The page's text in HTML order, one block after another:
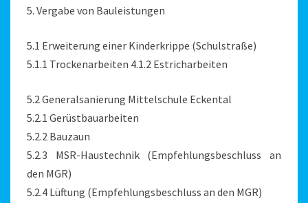
5. Vergabe von Bauleistungen
5.1 Erweiterung einer Kinderkrippe (Schulstraße)
5.1.1 Trockenarbeiten 4.1.2 Estricharbeiten
5.2 Generalsanierung Mittelschule Eckental
5.2.1 Gerüstbauarbeiten
5.2.2 Bauzaun
5.2.3 MSR-Haustechnik (Empfehlungsbeschluss an
den MGR)
5.2.4 Lüftung (Empfehlungsbeschluss an den MGR)